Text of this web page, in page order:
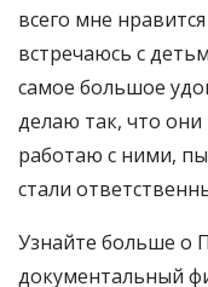
всего мне
встречаюсь с
самое большое
делаю так, что они
работаю с ними,
стали
Узнайте больше о
документальный